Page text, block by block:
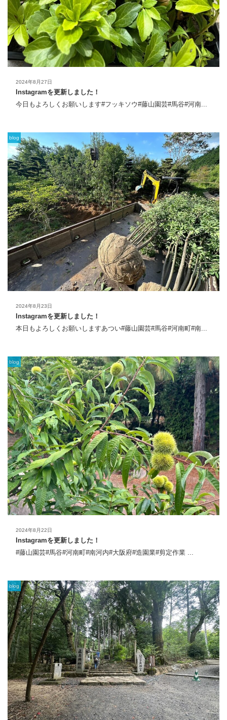
2024年8月27日
Instagramを更新しました！
今日もよろしくお願いします#フッキソウ#藤山園芸#馬谷#河南...
2024年8月23日
blog
Instagramを更新しました！
本日もよろしくお願いしますあつい#藤山園芸#馬谷#河南町#南...
2024年8月22日
blog
Instagramを更新しました！
#藤山園芸#馬谷#河南町#南河内#大阪府#造園業#剪定作業 ...
blog